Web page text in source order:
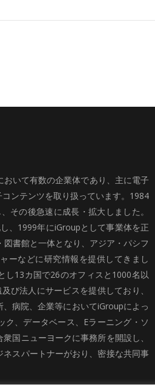
いて有数の企業体であり、主に電子
ンテンツを取り扱っています。1984
その後急速に成長・拡大しました。
、1999年にiGroupとして事業体を正
書館と一体となり、アジア・パシフ
ーなどに研究情報を提供してきまし
し13カ国で26のオフィスと1000名以
び法人にサービスを提供しており、
病院、企業等においてiGroupによっ
、データベース、Eラーニング・ソ
国ニューヨークに事務所を開設し、
スパートナーがおり、密接な共同事